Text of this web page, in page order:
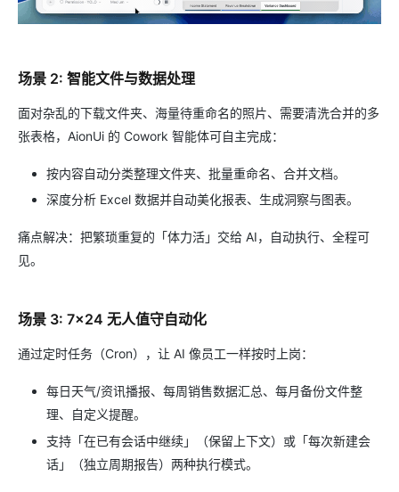
场景 2: 智能文件与数据处理
面对杂乱的下载文件夹、海量待重命名的照片、需要清洗合并的多
张表格，AionUi 的 Cowork 智能体可自主完成：
按内容自动分类整理文件夹、批量重命名、合并文档。
深度分析 Excel 数据并自动美化报表、生成洞察与图表。
痛点解决：把繁琐重复的「体力活」交给 AI，自动执行、全程可
见。
场景 3: 7×24 无人值守自动化
通过定时任务（Cron），让 AI 像员工一样按时上岗：
每日天气/资讯播报、每周销售数据汇总、每月备份文件整
理、自定义提醒。
支持「在已有会话中继续」（保留上下文）或「每次新建会
话」（独立周期报告）两种执行模式。